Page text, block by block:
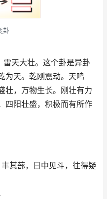
卦
天大壮。这个卦是异卦
为天。乾刚震动。天鸣
壮，万物生长。刚壮有力
四阳壮盛，积极而有所作
其蔀，日中见斗，往得疑